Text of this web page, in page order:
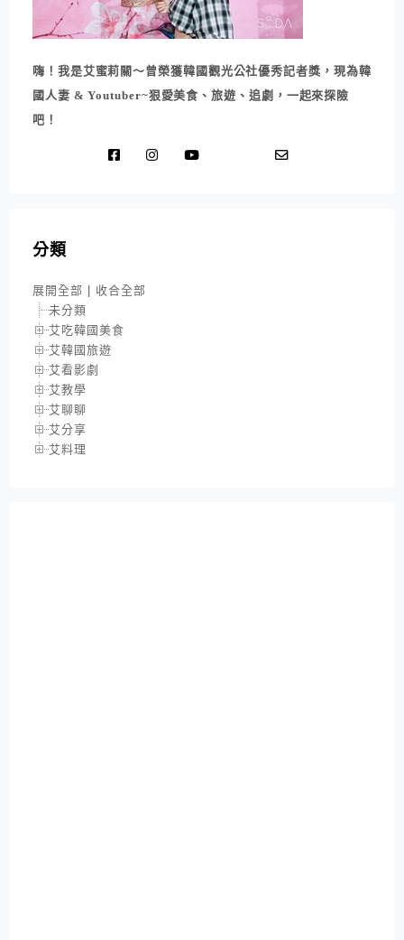
嗨！我是艾蜜莉關～曾榮獲韓國觀光公社優秀記者獎，現為韓
國人妻 & Youtuber~狠愛美食、旅遊、追劇，一起來探險
吧！
分類
展開全部 | 收合全部
未分類
艾吃韓國美食
艾韓國旅遊
艾看影劇
艾教學
艾聊聊
艾分享
艾料理